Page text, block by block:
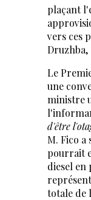
plaçant
vers ces
Le
une
ministre
d'être
M. Fico a
pourrait
diesel en
totale de